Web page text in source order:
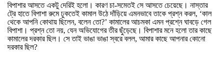
বিপাশার আসতে একটু দেরিই হলো। কারণ চা-সমেতই সে আসতে চেয়েছে। নাস্তার
ট্রে হাতে বিপাশা রুমে ঢুকতেই কামাল উঠে দাঁড়িয়ে এমনভাবে তাকে প্রশ্ন করল, ‘কাল
থেকে আপনি কোথায় ছিলেন, বলেন তো?’ কামালের আচমকা এমন প্রশ্নে ঘাবড়ে গেল
বিপাশা। প্রশ্ন তো নয়, যেন অভিযোগের তীর ছুঁড়েছে। বিপাশার মনে হলো তার কাছে
কামালের দরকার ছিল। সে তাই ভাঙা ভাঙা স্বরে বলল, আমার কাছে আপনার কোনো
দরকার ছিল?